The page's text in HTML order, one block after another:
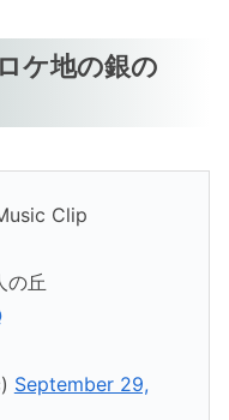
ケ地の銀の
Clip
の丘
September 29,